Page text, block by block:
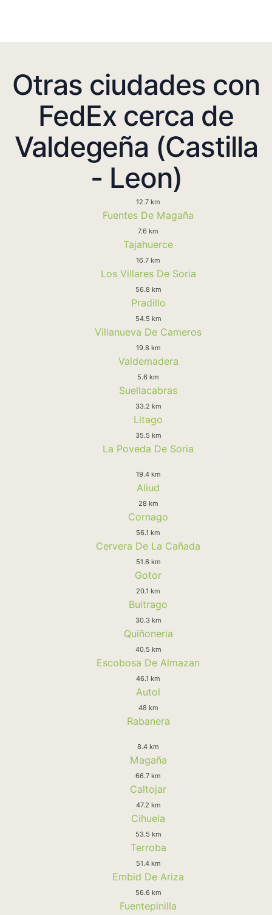
Otras ciudades con
FedEx cerca de
Valdegeña (Castilla
- Leon)
12.7 km
Fuentes De Magaña
7.6 km
Tajahuerce
16.7 km
Los Villares De Soria
56.8 km
Pradillo
54.5 km
Villanueva De Cameros
19.8 km
Valdemadera
5.6 km
Suellacabras
33.2 km
Litago
35.5 km
La Poveda De Soria
19.4 km
Aliud
28 km
Cornago
56.1 km
Cervera De La Cañada
51.6 km
Gotor
20.1 km
Buitrago
30.3 km
Quiñoneria
40.5 km
Escobosa De Almazan
46.1 km
Autol
48 km
Rabanera
8.4 km
Magaña
66.7 km
Caltojar
47.2 km
Cihuela
53.5 km
Terroba
51.4 km
Embid De Ariza
56.6 km
Fuentepinilla